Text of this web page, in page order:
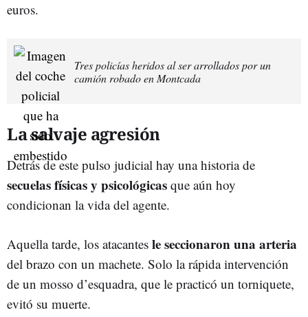
euros.
Tres policías heridos al ser arrollados por un
camión robado en Montcada
La salvaje agresión
Detrás de este pulso judicial hay una historia de
secuelas físicas y psicológicas que aún hoy
condicionan la vida del agente.
Aquella tarde, los atacantes le seccionaron una arteria
del brazo con un machete. Solo la rápida intervención
de un mosso d’esquadra, que le practicó un torniquete,
evitó su muerte.